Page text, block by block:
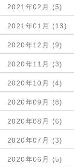
2021年02月 (5)
2021年01月 (13)
2020年12月 (9)
2020年11月 (3)
2020年10月 (4)
2020年09月 (8)
2020年08月 (6)
2020年07月 (3)
2020年06月 (5)